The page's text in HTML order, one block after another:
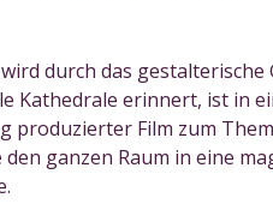
durch das
Kathedrale erinnert, ist in
produzierter Film zum
ganzen Raum in eine